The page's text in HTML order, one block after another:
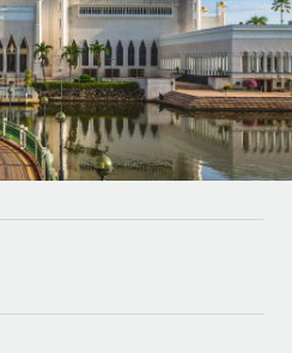
HR in bestehende Abläufe
für dein Team
um Teams zu
und Großunternehmen
Global-HR-Funktionen in deine